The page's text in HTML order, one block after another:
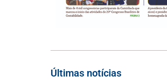
Últimas notícias